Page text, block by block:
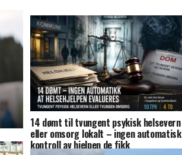
14 dømt til tvungent psykisk helsevern
eller omsorg lokalt – ingen automatisk
kontroll av hjelpen de fikk